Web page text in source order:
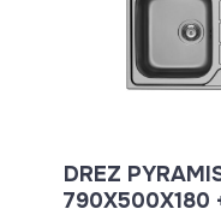
DREZ
790X500X180